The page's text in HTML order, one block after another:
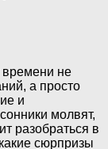
времени не
а просто
и
молвят,
разобраться в
сюрпризы